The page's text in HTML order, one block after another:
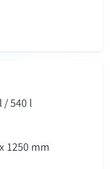
/ 540 l
1250 mm